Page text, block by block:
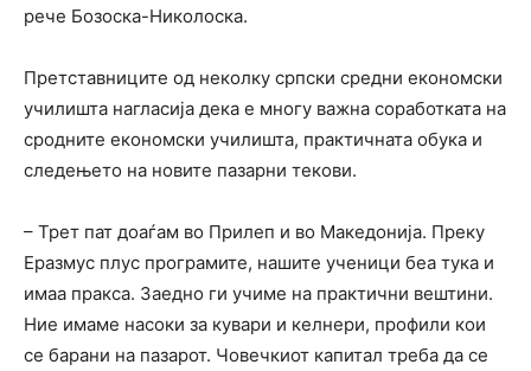
рече Бозоска-Николоска.
Претставниците од неколку српски средни економски
училишта нагласија дека е многу важна соработката на
сродните економски училишта, практичната обука и
следењето на новите пазарни текови.
– Трет пат доаѓам во Прилеп и во Македонија. Преку
Еразмус плус програмите, нашите ученици беа тука и
имаа пракса. Заедно ги учиме на практични вештини.
Ние имаме насоки за кувари и келнери, профили кои
се барани на пазарот. Човечкиот капитал треба да се